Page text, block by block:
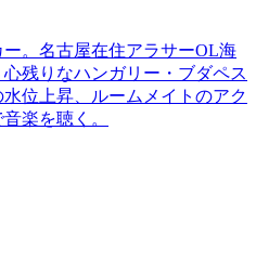
。名古屋在住アラサーOL海
残りなハンガリー・ブダペス
位上昇、ルームメイトのアク
楽を聴く。